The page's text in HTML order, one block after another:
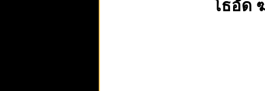
โธอัด